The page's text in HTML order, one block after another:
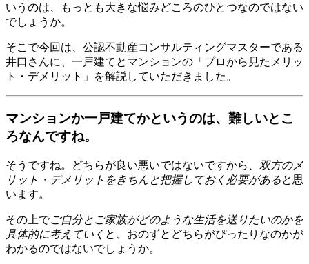
いうのは、もっとも大きな悩みどころのひとつなのではない
でしょうか。
そこで今回は、公認不動産コンサルティングマスターである
井口さんに、一戸建てとマンションの「プロから見たメリッ
ト・デメリット」を解説していただきました。
マンションか一戸建てかというのは、難しいとこ
ろなんですね。
そうですね。どちらが良い悪いではないですから、 双方のメ
リット・デメリットをきちんと把握しておく必要があると思
います。
その上でご自分とご家族がどのような生活を送りたいのかを
具体的に考えていく と、おのずとどちらがぴったりなのかが
わかるのではないでしょうか。